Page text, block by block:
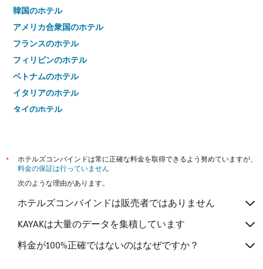
韓国のホテル
アメリカ合衆国のホテル
フランスのホテル
フィリピンのホテル
ベトナムのホテル
イタリアのホテル
タイのホテル
*
ホテルズコンバインドは常に正確な料金を取得できるよう努めていますが、
料金の保証は行っていません
次のような理由があります。
ホテルズコンバインドは販売者ではありません
KAYAKは大量のデータを集積しています
料金が100%正確ではないのはなぜですか？